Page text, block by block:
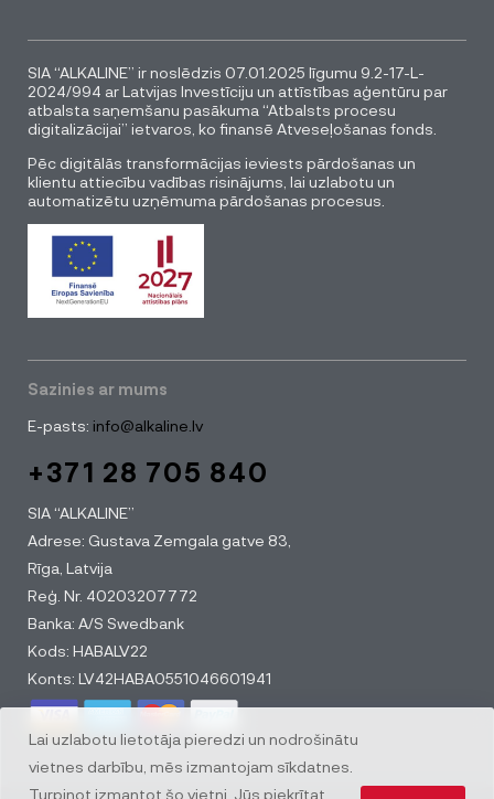
Lai uzlabotu lietotāja pieredzi un nodrošinātu
vietnes darbību, mēs izmantojam sīkdatnes.
Turpinot izmantot šo vietni, Jūs piekrītat
SIA “ALKALINE” ir noslēdzis 07.01.2025 līgumu 9.2-17-L-
2024/994 ar Latvijas Investīciju un attīstības aģentūru par
atbalsta saņemšanu pasākuma “Atbalsts procesu
digitalizācijai” ietvaros, ko finansē Atveseļošanas fonds.
Pēc digitālās transformācijas ieviests pārdošanas un
klientu attiecību vadības risinājums, lai uzlabotu un
automatizētu uzņēmuma pārdošanas procesus.
Sazinies ar mums
E-pasts: info@alkaline.lv
+371 28 705 840
SIA “ALKALINE”
Adrese: Gustava Zemgala gatve 83,
Rīga, Latvija
Reģ. Nr. 40203207772
Banka: A/S Swedbank
Kods: HABALV22
Konts: LV42HABA0551046601941